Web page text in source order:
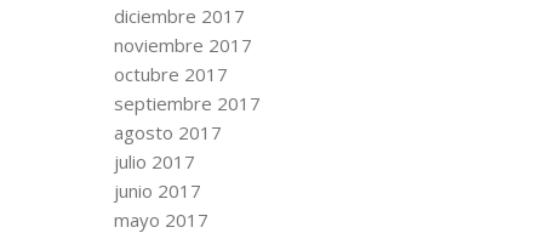
diciembre 2017
noviembre 2017
octubre 2017
septiembre 2017
agosto 2017
julio 2017
junio 2017
mayo 2017